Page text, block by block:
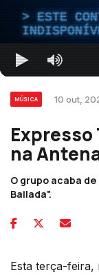
ESTE
MÚSICA 10 out,
na
O grupo acaba
Bailada".
Esta terça-feira,